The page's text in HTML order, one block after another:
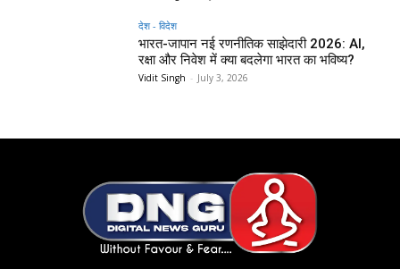
देश - विदेश
भारत-जापान नई रणनीतिक साझेदारी 2026: AI,
रक्षा और निवेश में क्या बदलेगा भारत का भविष्य?
Vidit Singh - July 3, 2026